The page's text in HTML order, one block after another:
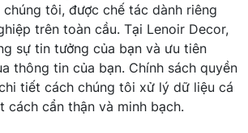
tôi, được chế tác dành riêng
trên toàn cầu. Tại Lenoir Decor,
sự tin tưởng của bạn và ưu tiên
thông tin của bạn. Chính sách quyền
tiết cách chúng tôi xử lý dữ liệu cá
cách cẩn thận và minh bạch.